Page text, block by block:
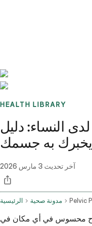
HEALTH LIBRARY
النساء: دليل
به جسمك
آخر تحديث 3 مارس 2026
الرئيسية مدونة صحية
محسوس في أي مكان في